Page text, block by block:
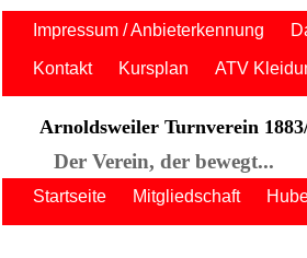
Impressum / Anbieterkennung
Kontakt Kursplan ATV
Arnoldsweiler Turnverein
Der Verein, der bewegt...
Startseite Mitgliedschaft